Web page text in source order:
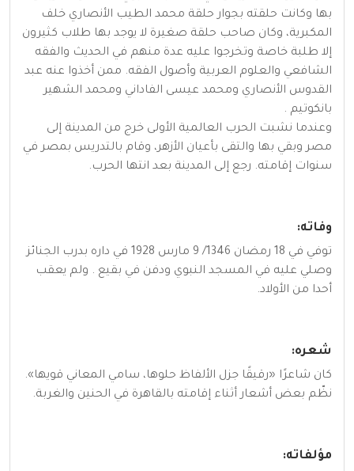
بها وكانت حلقته بجوار حلقة محمد الطيب الأنصاري خلف
المكبرية‌، وكان صاحب حلقة صغيرة لا يوجد بها طلاب كثيرون
إلا طلبة خاصة وتخرجوا عليه عدة منهم في الحديث والفقه
الشافعي والعلوم العربية وأصول الفقه. ممن أخذوا عنه عبد
القدوس الأنصاري ومحمد عيسى الفاداني ومحمد الشهير
بانكوتيم .
وعندما نشبت الحرب العالمية الأولى خرج من المدينة إلى
مصر وبقي بها والتقى بأعيان الأزهر، وقام بالتدريس بمصر في
سنوات إقامته. رجع إلى المدينة بعد انتها الحرب.
وفاته:
توفي في 18 رمضان 1346/ 9 مارس 1928 في داره بدرب الجنائز
وصلي عليه في المسجد النبوي ودفن في بقيع . ولم يعقب
أحدا من الأولاد.
شعره:
كان شاعرًا «رقيقًا جزل الألفاظ حلوها،‌ سامي المعاني قويها».
نظّم بعض أشعار أثناء إقامته بالقاهرة في الحنين والغربة.
مؤلفاته: